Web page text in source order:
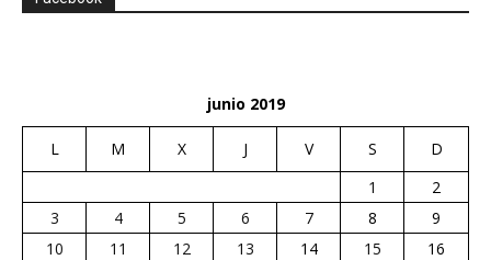
junio 2019
L M X J V S
D
1
2
3
4 5 6 7 8
9
10
11 12 13 14 15
16